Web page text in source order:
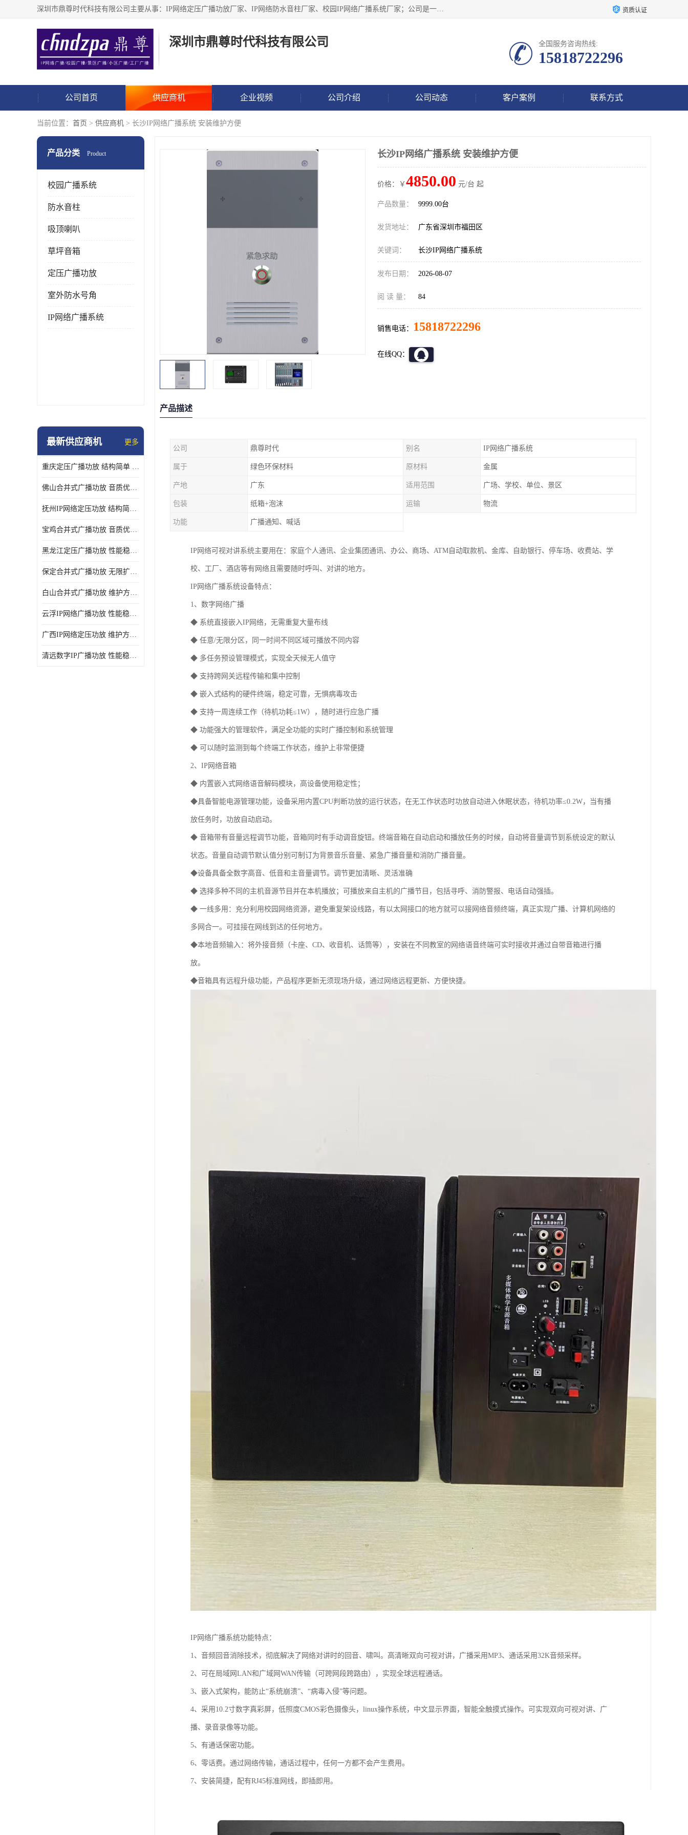
深圳市鼎尊时代科技有限公司主要从事：IP网络定压广播功放厂家、IP网络防水音柱厂家、校园IP网络广播系统厂家；公司是一家集研发、生产、销售公共广播器材于一体的现代电子科技企业。公司成立多年来，本着“自主研发技术、开拓稳定的产品”的宗旨，集多年的行业经验，引航广播行业的迅猛发展，使产品能够适应时代技术发展的需要。 资质认证
深圳市鼎尊时代科技有限公司 全国服务咨询热线:
15818722296
公司首页 供应商机 企业视频 公司介绍 公司动态 客户案例 联系方式
当前位置： 首页 > 供应商机 > 长沙IP网络广播系统 安装维护方便
产品分类 Product
校园广播系统
防水音柱
吸顶喇叭
草坪音箱
定压广播功放
室外防水号角
IP网络广播系统
最新供应商机 更多
重庆定压广播功放 结构简单 传输距离远
佛山合并式广播功放 音质优美清晰 输出电压大 电流小
抚州IP网络定压功放 结构简单 多应用于公共场合
宝鸡合并式广播功放 音质优美清晰 维护方便
黑龙江定压广播功放 性能稳定 无限扩容
保定合并式广播功放 无限扩容 设计结构简单
白山合并式广播功放 维护方便 多应用于公共场合
云浮IP网络广播功放 性能稳定 设计结构简单
广西IP网络定压功放 维护方便 多应用于公共场合
清远数字IP广播功放 性能稳定 传输距离远
长沙IP网络广播系统 安装维护方便
价格：￥ 4850.00 元/台 起
产品数量： 9999.00台
发货地址： 广东省深圳市福田区
关键词： 长沙IP网络广播系统
发布日期： 2026-08-07
阅 读 量： 84
销售电话： 15818722296
在线QQ：
产品描述
公司 鼎尊时代 别名 IP网络广播系统
属于 绿色环保材料 原材料 金属
产地 广东 适用范围 广场、学校、单位、景区
包装 纸箱+泡沫 运输 物流
功能 广播通知、喊话
IP网络可视对讲系统主要用在：家庭个人通讯、企业集团通讯、办公、商场、ATM自动取款机、金库、自助银行、停车场、收费站、学
校、工厂、酒店等有网络且需要随时呼叫、对讲的地方。
IP网络广播系统设备特点：
1、数字网络广播
◆ 系统直接嵌入IP网络，无需重复大量布线
◆ 任意/无限分区，同一时间不同区域可播放不同内容
◆ 多任务预设管理模式，实现全天候无人值守
◆ 支持跨网关远程传输和集中控制
◆ 嵌入式结构的硬件终端，稳定可靠，无惧病毒攻击
◆ 支持一周连续工作（待机功耗≤1W），随时进行应急广播
◆ 功能强大的管理软件，满足全功能的实时广播控制和系统管理
◆ 可以随时监测到每个终端工作状态，维护上非常便捷
2、IP网络音箱
◆ 内置嵌入式网络语音解码模块，高设备使用稳定性；
◆具备智能电源管理功能，设备采用内置CPU判断功放的运行状态，在无工作状态时功放自动进入休眠状态，待机功率≤0.2W，当有播
放任务时，功放自动启动。
◆ 音箱带有音量远程调节功能，音箱同时有手动调音旋钮。终端音箱在自动启动和播放任务的时候，自动将音量调节到系统设定的默认
状态。音量自动调节默认值分别可制订为背景音乐音量、紧急广播音量和消防广播音量。
◆设备具备全数字高音、低音和主音量调节。调节更加清晰、灵活准确
◆ 选择多种不同的主机音源节目并在本机播放；可播放来自主机的广播节目，包括寻呼、消防警报、电话自动强插。
◆ 一线多用：充分利用校园网络资源，避免重复架设线路，有以太网接口的地方就可以接网络音频终端，真正实现广播、计算机网络的
多网合一。可挂接在网线到达的任何地方。
◆本地音频输入：将外接音频（卡座、CD、收音机、话筒等），安装在不同教室的网络语音终端可实时接收并通过自带音箱进行播
放。
◆音箱具有远程升级功能，产品程序更新无须现场升级，通过网络远程更新、方便快捷。
IP网络广播系统功能特点：
1、音频回音消除技术，彻底解决了网络对讲时的回音、啸叫。高清晰双向可视对讲，广播采用MP3、通话采用32K音频采样。
2、可在局域网LAN和广域网WAN传输（可跨网段跨路由），实现全球远程通话。
3、嵌入式架构，能防止“系统崩溃”、“病毒入侵”等问题。
4、采用10.2寸数字真彩屏，低照度CMOS彩色摄像头，linux操作系统，中文显示界面，智能全触摸式操作。可实现双向可视对讲、广
播、录音录像等功能。
5、有通话保密功能。
6、零话费。通过网络传输，通话过程中，任何一方都不会产生费用。
7、安装简捷，配有RJ45标准网线，即插即用。